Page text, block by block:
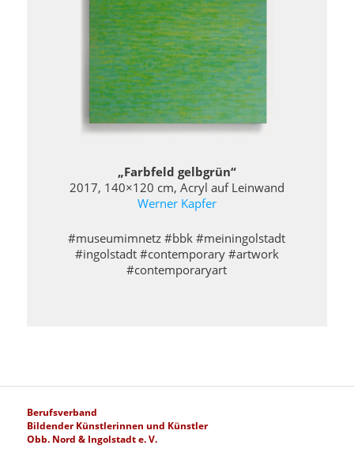
„Farbfeld gelbgrün“
2017, 140×120 cm, Acryl auf Leinwand
Werner Kapfer
#museumimnetz #bbk #meiningolstadt
#ingolstadt #contemporary #artwork
#contemporaryart
Berufsverband
Bildender Künstlerinnen und Künstler
Obb. Nord & Ingolstadt e. V.